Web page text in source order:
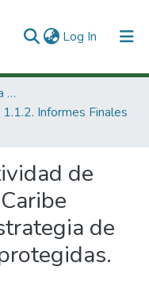
Log In (current)
1. Investigación Financiada con Recursos Públicos
1.1.2. Informes Finales
de
de